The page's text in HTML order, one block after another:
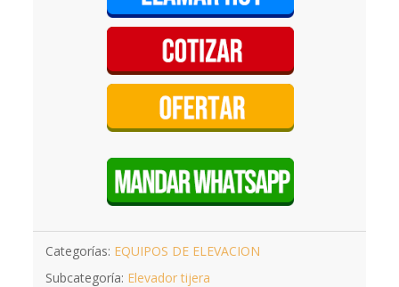
Categorías: EQUIPOS DE ELEVACION
Subcategoría: Elevador tijera